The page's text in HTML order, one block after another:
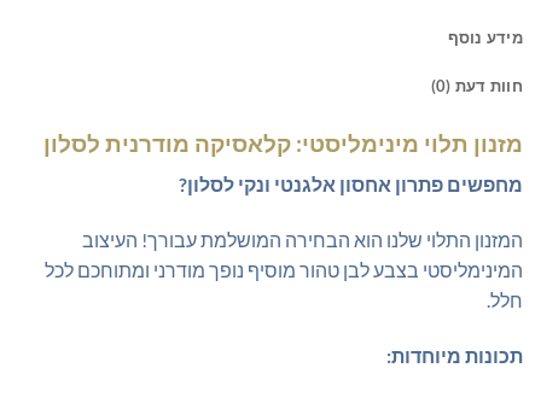
מידע נוסף
חוות דעת (0)
מזנון תלוי מינימליסטי: קלאסיקה מודרנית לסלון
מחפשים פתרון אחסון אלגנטי ונקי לסלון?
המזנון התלוי שלנו הוא הבחירה המושלמת עבורך! העיצוב
המינימליסטי בצבע לבן טהור מוסיף נופך מודרני ומתוחכם לכל
חלל.
תכונות מיוחדות: